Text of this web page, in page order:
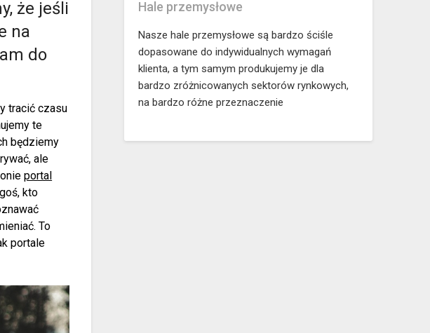
że jeśli
na
do
tracić czasu
te
będziemy
ale
portal
kto
To
portale
Hale przemysłowe
Nasze hale przemysłowe są bardzo ściśle
dopasowane do indywidualnych wymagań
klienta, a tym samym produkujemy je dla
bardzo zróżnicowanych sektorów rynkowych,
na bardzo różne przeznaczenie